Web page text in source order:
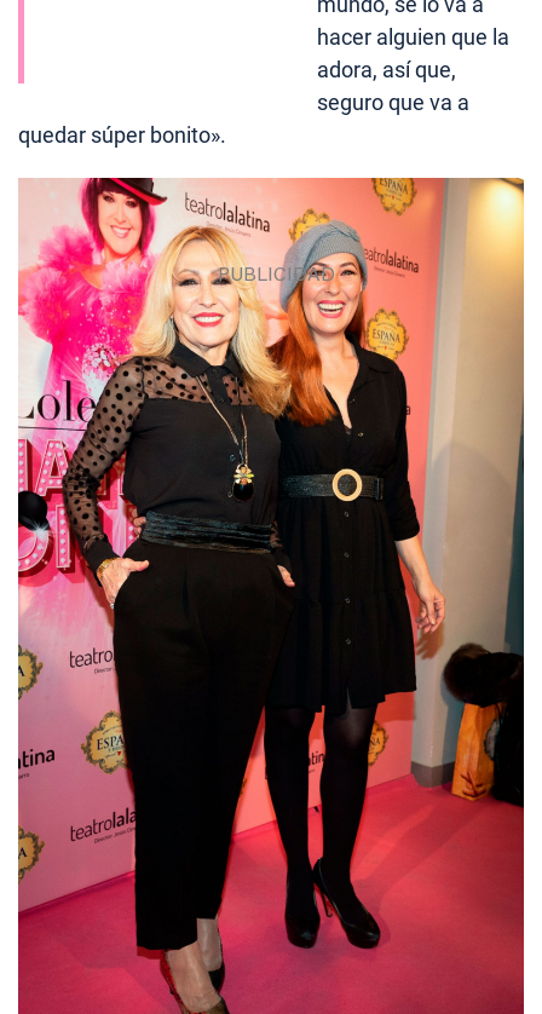
hacer alguien que la
adora, así que,
seguro que va a
quedar súper bonito».